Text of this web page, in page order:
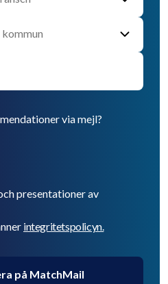
via mejl?
presentationer av
integritetspolicyn.
på MatchMail